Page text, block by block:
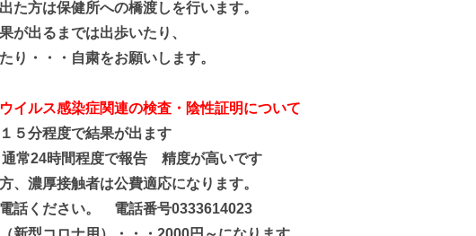
た方は保健所への橋渡しを行います。
出るまでは出歩いたり、
・・自粛をお願いします。
イルス感染症関連の検査・陰性証明について
分程度で結果が出ます
24時間程度で報告 精度が高いです
濃厚接触者は公費適応になります。
ください。 電話番号0333614023